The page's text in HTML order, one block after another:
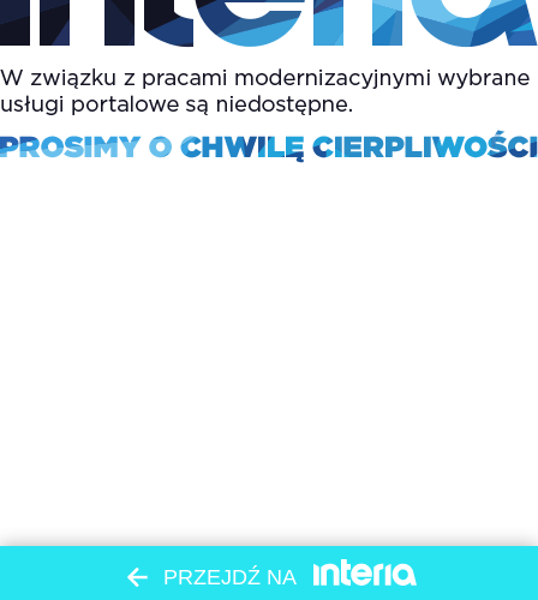
PRZEJDŹ NA